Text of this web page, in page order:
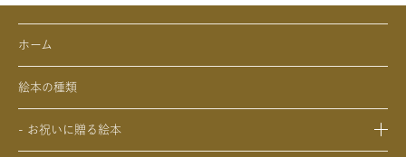
納
品
サ
ー
ビ
ス
個
ホーム
絵本の種類
- お祝いに贈る絵本